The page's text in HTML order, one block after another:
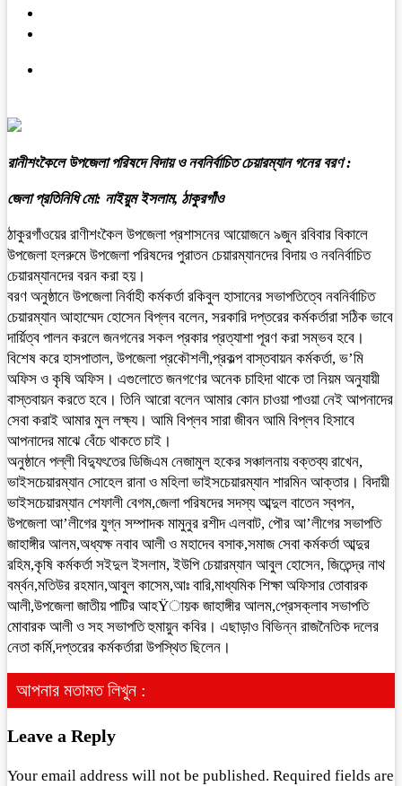
রানীশংকৈলে উপজেলা পরিষদে বিদায় ও নবনির্বাচিত চেয়ারম্যান গনের বরণ :
জেলা প্রতিনিধি মো: নাইয়ুম ইসলাম, ঠাকুরগাঁও
ঠাকুরগাঁওয়ের রাণীশংকৈল উপজেলা প্রশাসনের আয়োজনে ৯জুন রবিবার বিকালে
উপজেলা হলরুমে উপজেলা পরিষদের পুরাতন চেয়ারম্যানদের বিদায় ও নবনির্বাচিত
চেয়ারম্যানদের বরন করা হয়।
বরণ অনুষ্ঠানে উপজেলা নির্বাহী কর্মকর্তা রকিবুল হাসানের সভাপতিত্বে নবনির্বাচিত
চেয়ারম্যান আহাম্মেদ হোসেন বিপ্লব বলেন, সরকারি দপ্তরের কর্মকর্তারা সঠিক ভাবে
দার্য়িত্ব পালন করলে জনগনের সকল প্রকার প্রত্যাশা পূরণ করা সম্ভব হবে।
বিশেষ করে হাসপাতাল, উপজেলা প্রকৌশলী,প্রকল্প বাস্তবায়ন কর্মকর্তা, ভ’মি
অফিস ও কৃষি অফিস। এগুলোতে জনগণের অনেক চাহিদা থাকে তা নিয়ম অনুযায়ী
বাস্তবায়ন করতে হবে। তিনি আরো বলেন আমার কোন চাওয়া পাওয়া নেই আপনাদের
সেবা করাই আমার মুল লক্ষ্য। আমি বিপ্লব সারা জীবন আমি বিপ্লব হিসাবে
আপনাদের মাঝে বেঁচে থাকতে চাই।
অনুষ্ঠানে পল্লী বিদ্যুৎতের ডিজিএম নেজামুল হকের সঞ্চালনায় বক্তব্য রাখেন,
ভাইসচেয়ারম্যান সোহেল রানা ও মহিলা ভাইসচেয়ারম্যান শারমিন আক্তার। বিদায়ী
ভাইসচেয়ারম্যান শেফালী বেগম,জেলা পরিষদের সদস্য আব্দুল বাতেন স্বপন,
উপজেলা আ’লীগের যুগ্ন সম্পাদক মামুনুর রশীদ এলবাট, পৌর আ’লীগের সভাপতি
জাহাঙ্গীর আলম,অধ্যক্ষ নবাব আলী ও মহাদেব বসাক,সমাজ সেবা কর্মকর্তা আব্দুর
রহিম,কৃষি কর্মকর্তা সইদুল ইসলাম, ইউপি চেয়ারম্যান আবুল হোসেন, জিতেন্দ্র নাথ
বর্ম্বন,মতিউর রহমান,আবুল কাসেম,আঃ বারি,মাধ্যমিক শিক্ষা অফিসার তোবারক
আলী,উপজেলা জাতীয় পাটির আহŸায়ক জাহাঙ্গীর আলম,প্রেসক্লাব সভাপতি
মোবারক আলী ও সহ সভাপতি হুমায়ুন কবির। এছাড়াও বিভিন্ন রাজনৈতিক দলের
নেতা কর্মি,দপ্তরের কর্মকর্তারা উপস্থিত ছিলেন।
আপনার মতামত লিখুন :
Leave a Reply
Your email address will not be published. Required fields are